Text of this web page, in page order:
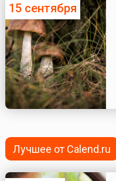
15 сентября
Лучшее от Calend.ru